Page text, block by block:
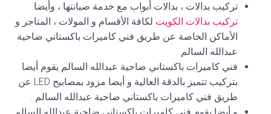
تركيب بدالات ، بدالات أبواب مع خدمة صيانتها ، وأيضا
تركيب بدالات الكويت لكافة الأقسام و المولات ، المتاجر و
الأماكن الخاصة عن طريق فني كاميرات باكستاني ضاحية
عبدالله السالم .
فني كاميرات باكستاني ضاحية عبدالله السالم يقوم أيضا
بتركيب تتميز بالدقة العالية و أيضا مزود بمصابيح LED عن
طريق فني كاميرات باكستاني ضاحية عبدالله السالم .